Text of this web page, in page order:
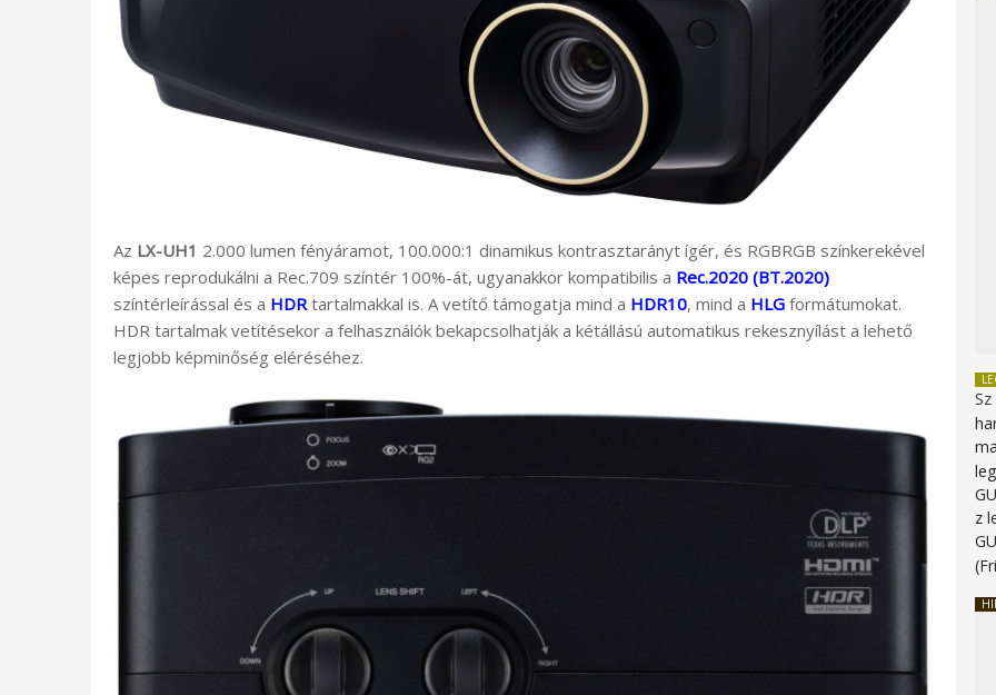
Az LX-UH1 2.000 lumen fényáramot, 100.000:1 dinamikus kontrasztarányt ígér, és RGBRGB színkerekével
képes reprodukálni a Rec.709 színtér 100%-át, ugyanakkor kompatibilis a Rec.2020 (BT.2020)
színtérleírással és a HDR tartalmakkal is. A vetítő támogatja mind a HDR10, mind a HLG formátumokat.
HDR tartalmak vetítésekor a felhasználók bekapcsolhatják a kétállású automatikus rekesznyílást a lehető
legjobb képminőség eléréséhez.
z